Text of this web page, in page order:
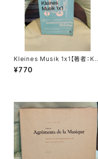
Kleines Musik 1x1【著者：KL
AUS RENNICKE】出版社：Hei
nrichshofen's Verlag 1979
¥770